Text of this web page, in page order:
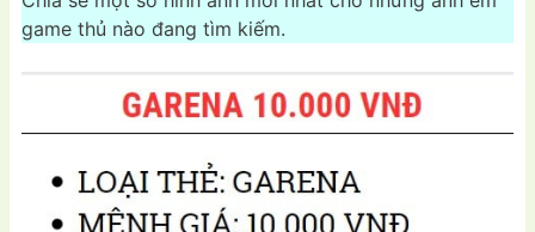
game thủ nào đang tìm kiếm.